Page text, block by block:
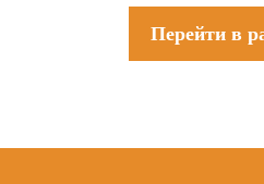
Перейти в